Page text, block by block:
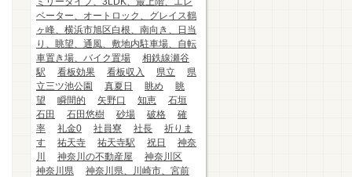
ベーター、オートロック、グレイス鶴
ヶ峰、横浜市旭区白根、南向き、日当
り、眺望、通風、敷地内駐車場、自転
車置き場、バイク置場
相鉄線瀬谷
駅
看板効果 看板収入 県立
県
立三ツ池公園
真夏日 眺め
眺
望
瞬間的 矢野口 知恵
石垣
石田
石田悠樹 砂場 破格
確
率
礼金0 社員寮 社長
祈りま
す
祐天寺 祐天寺駅 祝日
神奈
川
神奈川の不動産屋
神奈川区
神奈川県
神奈川県、川崎市、宮前